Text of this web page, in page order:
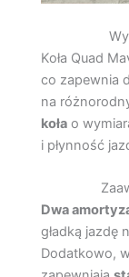
Koła Quad
co zapewnia
na
koła o
i płynność
Dwa
gładką jazdę
Dodatkowo,